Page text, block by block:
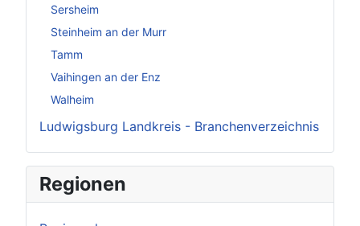
Sersheim
Steinheim an der Murr
Tamm
Vaihingen an der Enz
Walheim
Ludwigsburg Landkreis - Branchenverzeichnis
Regionen